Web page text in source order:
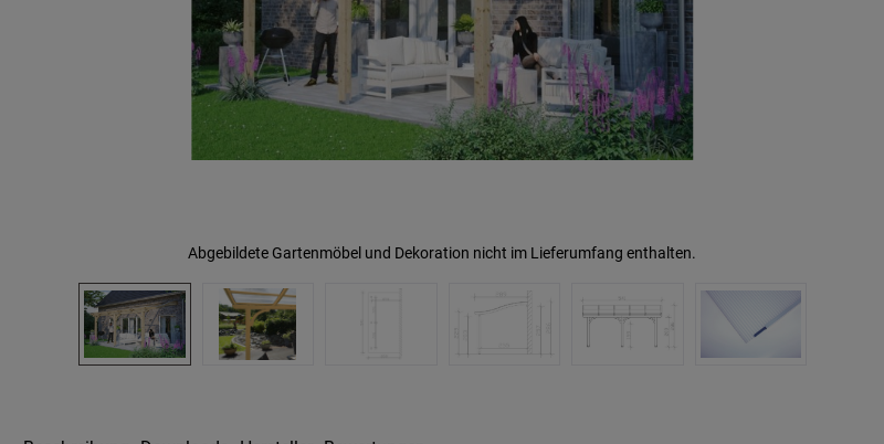
Abgebildete Gartenmöbel und Dekoration nicht im Lieferumfang enthalten.